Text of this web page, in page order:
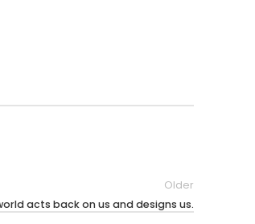
Older
acts back on us and designs us.